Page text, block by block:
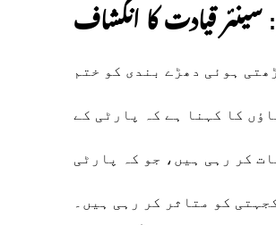
قیادت کا انکشاف
ہوئی دھڑے بندی کو ختم
کا کہنا ہے کہ پارٹی کے
کر رہی ہیں، جو کہ پارٹی
کو متاثر کر رہی ہیں۔